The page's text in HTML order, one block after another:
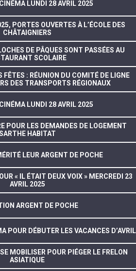
LUNDI 28 AVRIL 2025
PORTES OUVERTES À L’ÉCOLE DES
CHÂTAIGNIERS
DE PÂQUES SONT PASSÉES AU
SCOLAIRE
FÊTES : RÉUNION DU COMITÉ DE LIGNE
DES TRANSPORTS RÉGIONAUX
LUNDI 28 AVRIL 2025
POUR LES DEMANDES DE LOGEMENT
HABITAT
LEUR ARGENT DE POCHE
« IL ÉTAIT DEUX VOIX » MERCREDI 23
AVRIL 2025
ARGENT DE POCHE
POUR DÉBUTER LES VACANCES D’AVRIL
MOBILISER POUR PIÉGER LE FRELON
ASIATIQUE